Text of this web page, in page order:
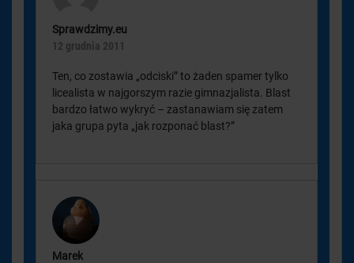
Sprawdzimy.eu
12 grudnia 2011
Ten, co zostawia „odciski” to żaden spamer tylko
licealista w najgorszym razie gimnazjalista. Blast
bardzo łatwo wykryć – zastanawiam się zatem
jaka grupa pyta „jak rozponać blast?”
Marek